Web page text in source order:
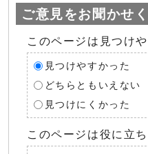
ご意見をお聞かせ
このページは見つけ
見つけやすかった
どちらともいえない
見つけにくかった
このページは役に立